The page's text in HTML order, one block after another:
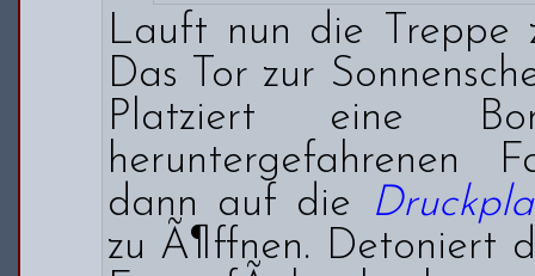
Lauft nun die Treppe
Das Tor zur
Platziert eine
heruntergefahrenen
dann auf die
zu Ã¶ffnen. Detoniert